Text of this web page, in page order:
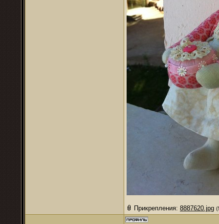
Прикрепления: 8887620.jpg